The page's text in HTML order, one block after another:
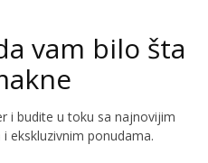
vam bilo šta
i budite u toku sa najnovijim
ekskluzivnim ponudama.